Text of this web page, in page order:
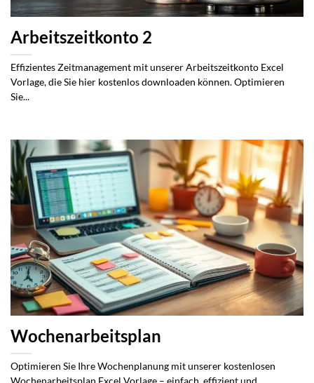
Arbeitszeitkonto 2
Effizientes Zeitmanagement mit unserer Arbeitszeitkonto Excel
Vorlage, die Sie hier kostenlos downloaden können. Optimieren
Sie...
Wochenarbeitsplan
Optimieren Sie Ihre Wochenplanung mit unserer kostenlosen